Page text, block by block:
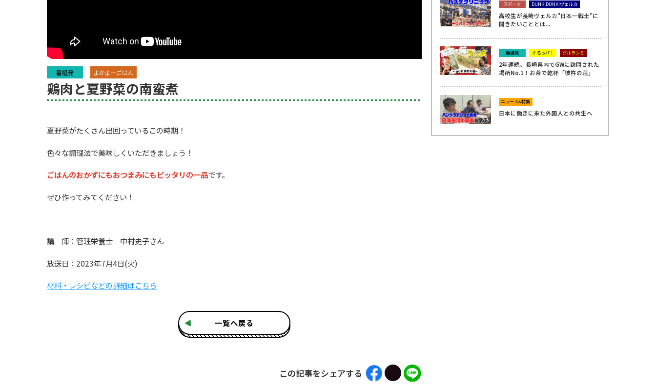
番組発 よかよーごはん
鶏肉と夏野菜の南蛮煮
夏野菜がたくさん出回っているこの時期！
色々な調理法で美味しくいただきましょう！
ごはんのおかずにもおつまみにもピッタリの一品です。
ぜひ作ってみてください！
講 師：管理栄養士 中村史子さん
放送日：2023年7月4日(火)
材料・レシピなどの詳細はこちら
一覧へ戻る
この記事をシェアする
スポーツ DUNK!DUNK!ヴェルカ
高校生が長崎ヴェルカ"日本一戦士"に
聞きたいこととは...
番組発 ぐるっパ！ グルラン８
2年連続、長崎県内でGWに訪問された
場所No.1！お茶で乾杯「彼杵の荘」
ニュース&特集
日本に働きに来た外国人との共生へ